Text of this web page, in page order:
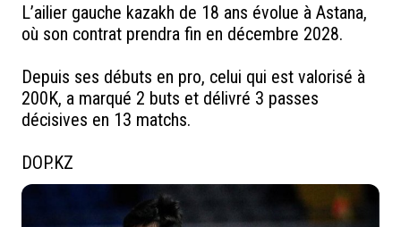
L’ailier gauche kazakh de 18 ans évolue à Astana,
où son contrat prendra fin en décembre 2028.
Depuis ses débuts en pro, celui qui est valorisé à
200K, a marqué 2 buts et délivré 3 passes
décisives en 13 matchs.
DOP.KZ